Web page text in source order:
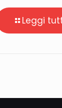
Leggi